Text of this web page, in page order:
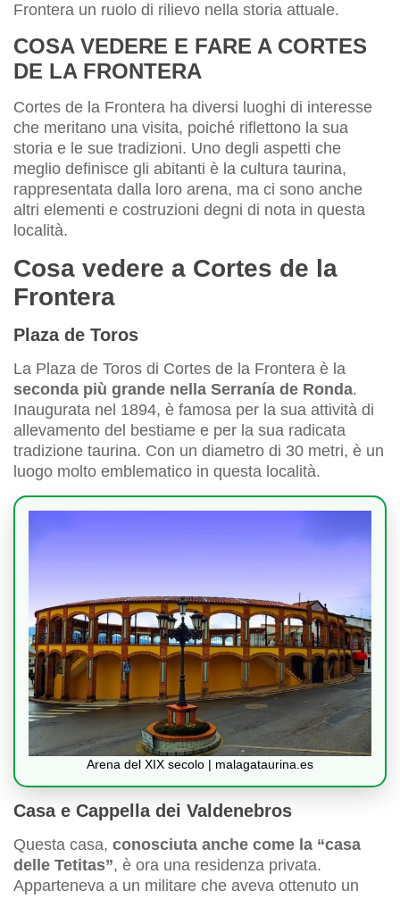
Frontera un ruolo di rilievo nella storia attuale.
COSA VEDERE E FARE A CORTES
DE LA FRONTERA
Cortes de la Frontera ha diversi luoghi di interesse
che meritano una visita, poiché riflettono la sua
storia e le sue tradizioni. Uno degli aspetti che
meglio definisce gli abitanti è la cultura taurina,
rappresentata dalla loro arena, ma ci sono anche
altri elementi e costruzioni degni di nota in questa
località.
Cosa vedere a Cortes de la
Frontera
Plaza de Toros
La Plaza de Toros di Cortes de la Frontera è la
seconda più grande nella Serranía de Ronda.
Inaugurata nel 1894, è famosa per la sua attività di
allevamento del bestiame e per la sua radicata
tradizione taurina. Con un diametro di 30 metri, è un
luogo molto emblematico in questa località.
Arena del XIX secolo | malagataurina.es
Casa e Cappella dei Valdenebros
Questa casa, conosciuta anche come la “casa
delle Tetitas”, è ora una residenza privata.
Apparteneva a un militare che aveva ottenuto un